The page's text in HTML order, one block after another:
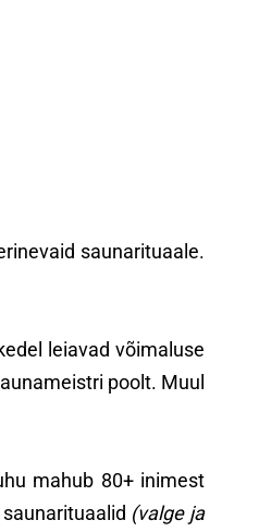
saunarituaale.
leiavad võimaluse
poolt. Muul
mahub 80+ inimest
(valge ja